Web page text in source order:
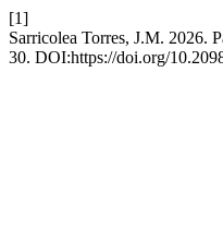
[1]
Sarricolea Torres, J.M. 2026.
30. DOI:https://doi.org/